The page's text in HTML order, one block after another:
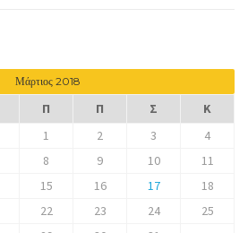
Μάρτιος 2018
Π Π Σ
Κ
1
2 3
4
8 9 10
11
15 16 17
18
22 23 24
25